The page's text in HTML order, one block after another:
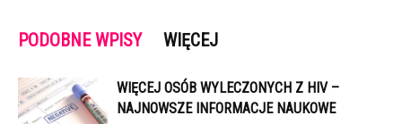
PODOBNE WPISY WIĘCEJ
WIĘCEJ OSÓB WYLECZONYCH Z HIV –
NAJNOWSZE INFORMACJE NAUKOWE